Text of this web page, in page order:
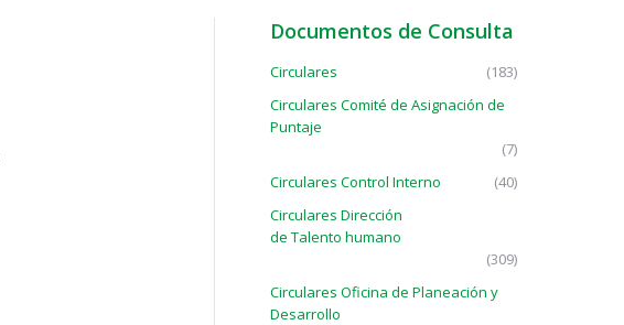
Documentos de Consulta
Circulares
(183)
Circulares Comité de Asignación de
Puntaje
(7)
Circulares Control Interno
(40)
Circulares Dirección
de Talento humano
(309)
Circulares Oficina de Planeación y
Desarrollo